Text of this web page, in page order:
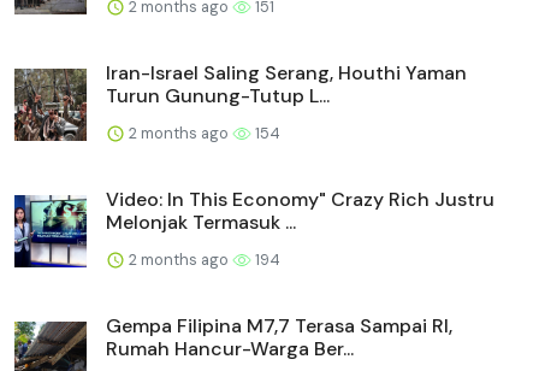
2 months ago 151
Iran-Israel Saling Serang, Houthi Yaman
Turun Gunung-Tutup L...
2 months ago 154
Video: In This Economy" Crazy Rich Justru
Melonjak Termasuk ...
2 months ago 194
Gempa Filipina M7,7 Terasa Sampai RI,
Rumah Hancur-Warga Ber...